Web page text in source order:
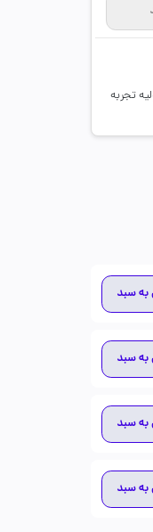
تجربه
به سبد
به سبد
به سبد
به سبد